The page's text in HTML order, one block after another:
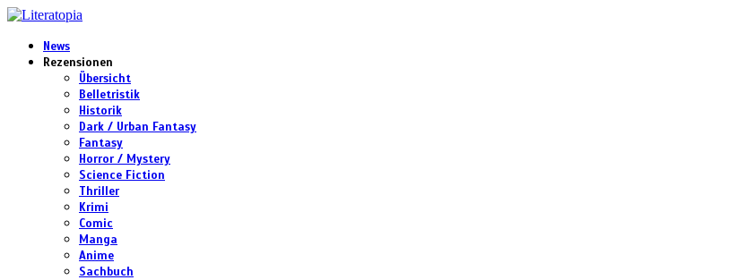
News
Rezensionen
Übersicht
Belletristik
Historik
Dark / Urban Fantasy
Fantasy
Horror / Mystery
Science Fiction
Thriller
Krimi
Comic
Manga
Anime
Sachbuch